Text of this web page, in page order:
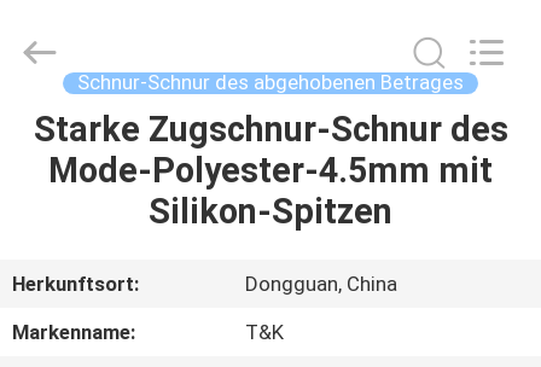
HAUS
PRODUKTE
ÜBER
UNS
Accessories
Co.,Ltd.
Schnur-Schnur des abgehobenen Betrages
Starke Zugschnur-Schnur des
Mode-Polyester-4.5mm mit
Silikon-Spitzen
Herkunftsort:
Dongguan, China
Markenname:
T&K